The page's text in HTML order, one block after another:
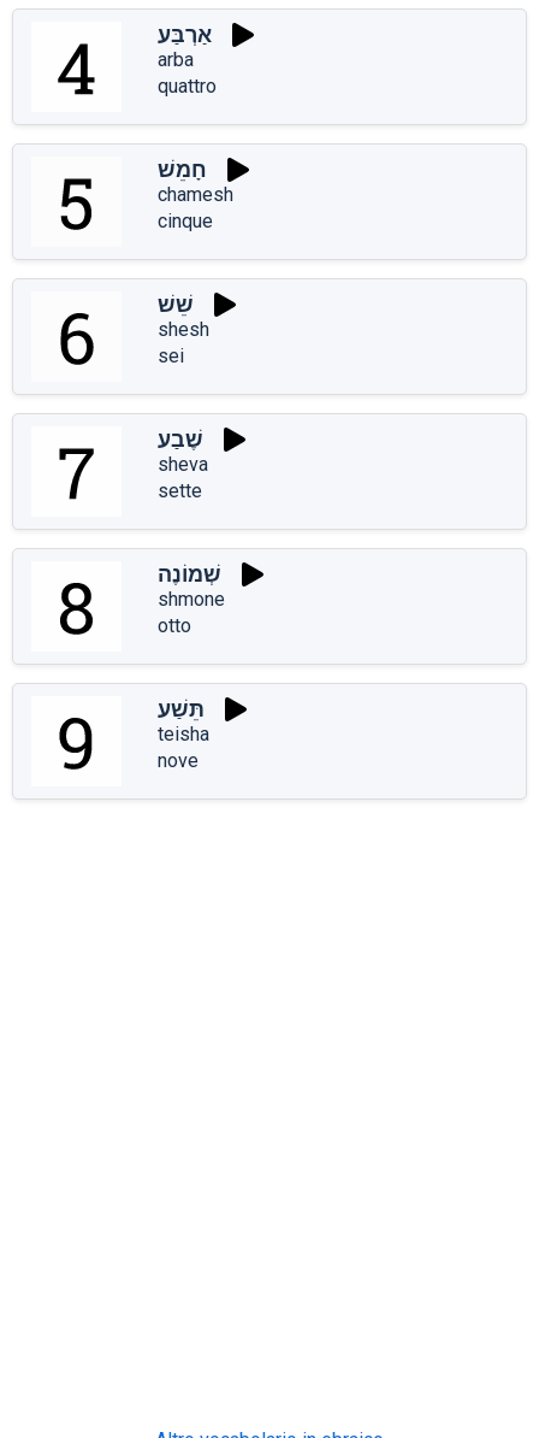
אַרְבַּע
arba
quattro
חָמֵשׁ
chamesh
cinque
שֵׁשׁ
shesh
sei
שֶׁבַע
sheva
sette
שְׁמוֹנֶה
shmone
otto
תֵּשַׁע
teisha
nove